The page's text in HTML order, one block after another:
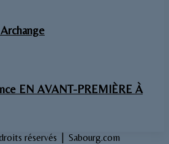
EN AVANT-PREMIÈRE À
réservés | Sabourg.com